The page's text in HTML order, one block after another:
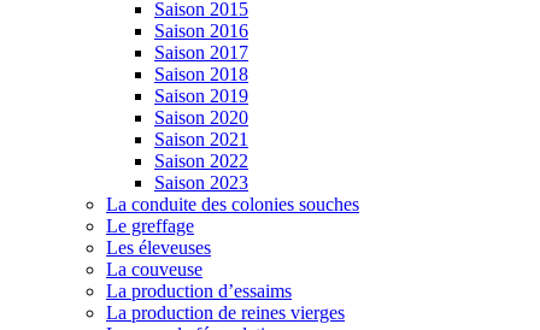
Saison 2015
Saison 2016
Saison 2017
Saison 2018
Saison 2019
Saison 2020
Saison 2021
Saison 2022
Saison 2023
La conduite des colonies souches
Le greffage
Les éleveuses
La couveuse
La production d’essaims
La production de reines vierges